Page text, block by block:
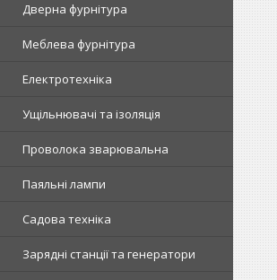
Дверна фурнітура
Меблева фурнітура
Електротехніка
Ущільнювачі та ізоляція
Проволока зварювальна
Паяльні лампи
Садова техніка
Зарядні станції та генератори